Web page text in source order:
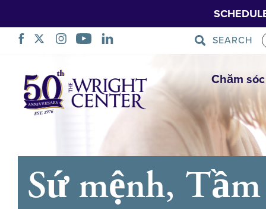
SEARCH
qua
điều
hướng
Chăm
Sứ mệnh,